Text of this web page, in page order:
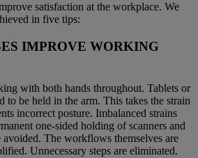
satisfaction at the workplace. We
in five tips:
IMPROVE WORKING
with both hands throughout. Tablets or
to be held in the arm. This takes the strain
incorrect posture. Imbalanced strains
one-sided holding of scanners and
avoided. The workflows themselves are
Unnecessary steps are eliminated.